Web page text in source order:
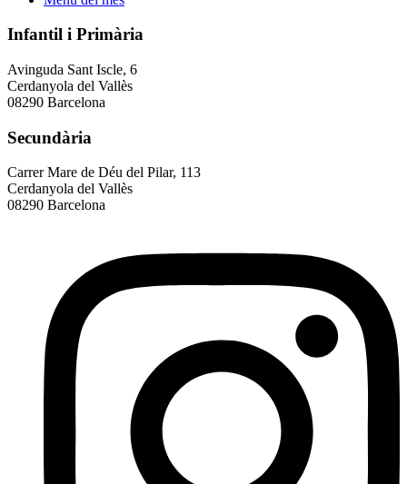
Infantil i Primària
Avinguda Sant Iscle, 6
Cerdanyola del Vallès
08290 Barcelona
Secundària
Carrer Mare de Déu del Pilar, 113
Cerdanyola del Vallès
08290 Barcelona